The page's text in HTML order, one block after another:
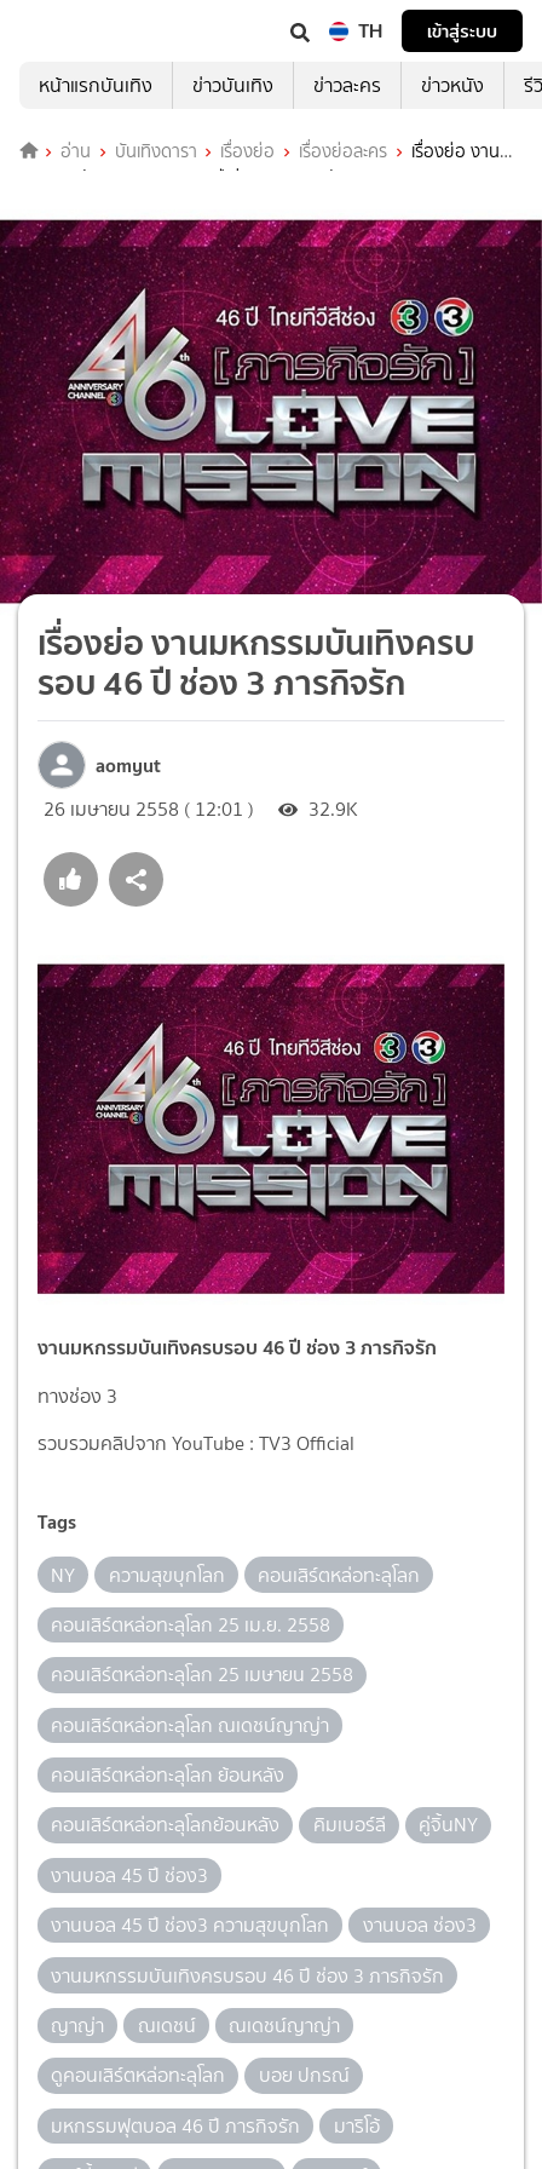
TH
เข้าสู่ระบบ
หน้าแรกบันเทิง
ข่าวบันเทิง ข่าวละคร ข่าวหนัง รี
อ่าน บันเทิงดารา เรื่องย่อ เรื่องย่อละคร
เรื่องย่อ งาน
มหกรรมบันเทิงครบรอบ 46 ปี ช่อง 3 ภารกิจรัก
เรื่องย่อ งานมหกรรมบันเทิงครบ
รอบ 46 ปี ช่อง 3 ภารกิจรัก
aomyut
26 เมษายน 2558 ( 12:01 ) 32.9K
งานมหกรรมบันเทิงครบรอบ 46 ปี ช่อง 3 ภารกิจรัก
ทางช่อง 3
รวบรวมคลิปจาก YouTube : TV3 Official
Tags
NY ความสุขบุกโลก
คอนเสิร์ตหล่อทะลุโลก
คอนเสิร์ตหล่อทะลุโลก 25 เม.ย. 2558
คอนเสิร์ตหล่อทะลุโลก 25 เมษายน 2558
คอนเสิร์ตหล่อทะลุโลก ณเดชน์ญาญ่า
คอนเสิร์ตหล่อทะลุโลก ย้อนหลัง
คอนเสิร์ตหล่อทะลุโลกย้อนหลัง
คิมเบอร์ลี
คู่จิ้นNY
งานบอล 45 ปี ช่อง3
งานบอล 45 ปี ช่อง3 ความสุขบุกโลก
งานบอล ช่อง3
งานมหกรรมบันเทิงครบรอบ 46 ปี ช่อง 3 ภารกิจรัก
ญาญ่า
ณเดชน์
ณเดชน์ญาญ่า
ดูคอนเสิร์ตหล่อทะลุโลก
บอย ปกรณ์
มหกรรมฟุตบอล 46 ปี ภารกิจรัก
มาริโอ้